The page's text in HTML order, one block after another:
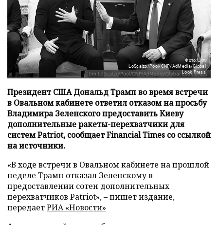
Фото: Jim
LoScalzo/Pool/CNP/AdMedia/Global
Look Press
Президент США Дональд Трамп во время встречи
в Овальном кабинете ответил отказом на просьбу
Владимира Зеленского предоставить Киеву
дополнительные ракеты-перехватчики для
систем Patriot, сообщает Financial Times со ссылкой
на источники.
«В ходе встречи в Овальном кабинете на прошлой
неделе Трамп отказал Зеленскому в
предоставлении сотен дополнительных
перехватчиков Patriot», – пишет издание,
передаетРИА «Новости»